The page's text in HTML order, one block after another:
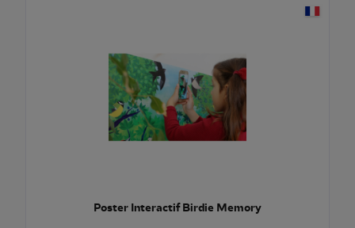
Poster Interactif Birdie Memory